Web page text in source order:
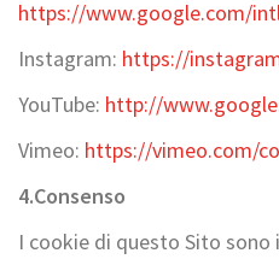
https://www.google.com/
Instagram: https://
YouTube: http://
Vimeo: https://vimeo.com/
4.Consenso
I cookie di questo Sito